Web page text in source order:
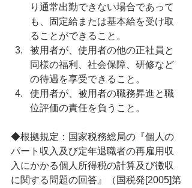
り通常出勤できない場合であって
も、固定給または基本給を受け取
ることができること。
被用者が、使用者の他の正社員と
同様の福利、社会保障、研修など
の待遇を享受できること。
使用者が、被用者の職務昇進と職
位評価の責任を負うこと。
◆根拠規定：国家税務総局の『個人の
パート収入及び定年退職者の再雇用収
入にかかる個人所得税の計算及び徴収
に関する問題の回答』（国税発[2005]第